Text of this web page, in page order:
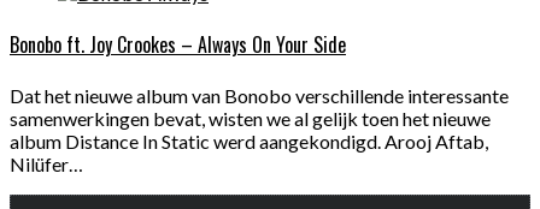
Bonobo ft. Joy Crookes – Always On Your Side
Dat het nieuwe album van Bonobo verschillende interessante
samenwerkingen bevat, wisten we al gelijk toen het nieuwe
album Distance In Static werd aangekondigd. Arooj Aftab,
Nilüfer…